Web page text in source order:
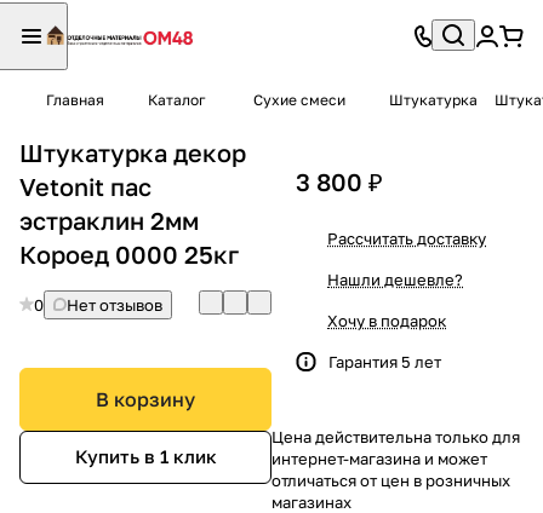
Главная Каталог Сухие смеси Штукатурка
Штукатурка декор
Vetonit пас
эстраклин 2мм
Короед 0000 25кг
0 Нет отзывов
В корзину
Купить в 1 клик
3 800 ₽
Рассчитать доставку
Нашли дешевле?
Хочу в подарок
Гарантия 5 лет
Цена действительна только для
интернет-магазина и может
отличаться от цен в розничных
магазинах